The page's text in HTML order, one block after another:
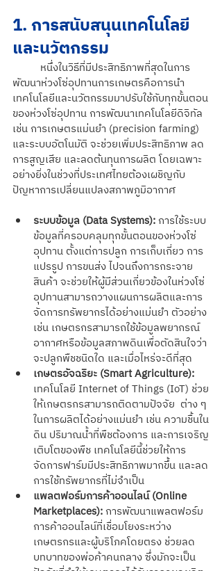
1. การสนับสนุนเทคโนโลยี
และนวัตกรรม
พัฒนาห่วงโซ่อุปทานการเกษตรคือการนำ
เทคโนโลยีและนวัตกรรมมาปรับใช้กับทุกขั้นตอน
ของห่วงโซ่อุปทาน การพัฒนาเทคโนโลยีดิจิทัล
เช่น การเกษตรแม่นยำ (precision farming)
และระบบอัตโนมัติ จะช่วยเพิ่มประสิทธิภาพ ลด
การสูญเสีย และลดต้นทุนการผลิต โดยเฉพาะ
อย่างยิ่งในช่วงที่ประเทศไทยต้องเผชิญกับ
ปัญหาการเปลี่ยนแปลงสภาพภูมิอากาศ
ระบบข้อมูล (Data Systems): การใช้ระบบ
ข้อมูลที่ครอบคลุมทุกขั้นตอนของห่วงโซ่
อุปทาน ตั้งแต่การปลูก การเก็บเกี่ยว การ
แปรรูป การขนส่ง ไปจนถึงการกระจาย
สินค้า จะช่วยให้ผู้มีส่วนเกี่ยวข้องในห่วงโซ่
อุปทานสามารถวางแผนการผลิตและการ
จัดการทรัพยากรได้อย่างแม่นยำ ตัวอย่าง
เช่น เกษตรกรสามารถใช้ข้อมูลพยากรณ์
อากาศหรือข้อมูลสภาพดินเพื่อตัดสินใจว่า
จะปลูกพืชชนิดใด และเมื่อไหร่จะดีที่สุด
เกษตรอัจฉริยะ (Smart Agriculture):
เทคโนโลยี Internet of Things (IoT) ช่วย
ให้เกษตรกรสามารถติดตามปัจจัย  ต่าง ๆ
ในการผลิตได้อย่างแม่นยำ เช่น ความชื้นใน
ดิน ปริมาณน้ำที่พืชต้องการ และการเจริญ
เติบโตของพืช เทคโนโลยีนี้ช่วยให้การ
จัดการฟาร์มมีประสิทธิภาพมากขึ้น และลด
การใช้ทรัพยากรที่ไม่จำเป็น
แพลตฟอร์มการค้าออนไลน์ (Online
Marketplaces): การพัฒนาแพลตฟอร์ม
การค้าออนไลน์ที่เชื่อมโยงระหว่าง
เกษตรกรและผู้บริโภคโดยตรง ช่วยลด
บทบาทของพ่อค้าคนกลาง ซึ่งมักจะเป็น